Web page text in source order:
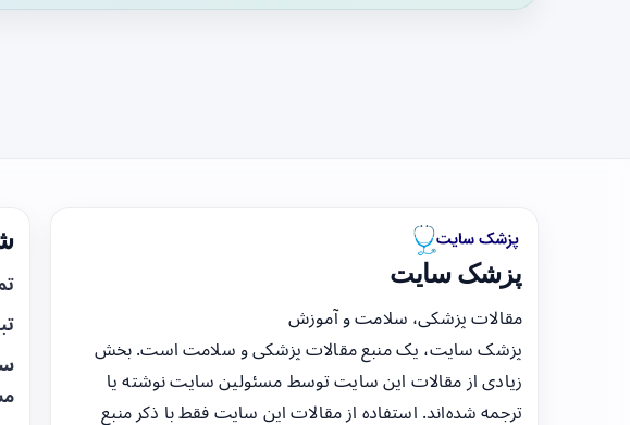
پزشک سایت
مقالات پزشکی، سلامت و آموزش
پزشک سایت، یک منبع مقالات پزشکی و سلامت است. بخش
زیادی از مقالات این سایت توسط مسئولین سایت نوشته یا
ترجمه شده‌اند. استفاده از مقالات این سایت فقط با ذکر منبع